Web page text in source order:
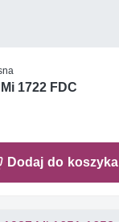
1722 FDC
Dodaj do koszyka